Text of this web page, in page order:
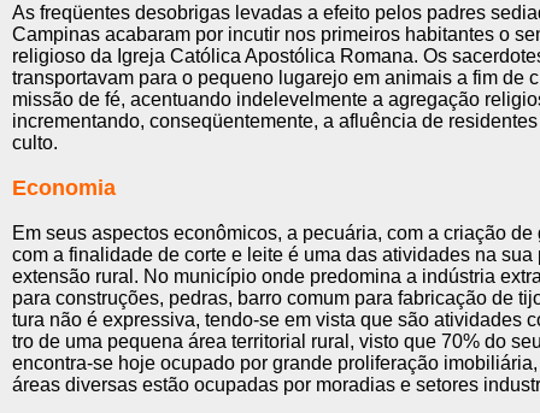
As freqüentes desobrigas levadas a efeito pelos padres
Campinas acabaram por incutir nos primeiros habitantes o
religioso da Igreja Católica Apostólica Romana. Os
transportavam para o pequeno lugarejo em animais a fim de
missão de fé, acentuando in­delevelmente a agregação
incrementando, conseqüentemente, a aflu­ência de
culto.
Economia
Em seus aspectos econômicos, a pecuária, com a criação de
com a finalidade de corte e leite é uma das atividades na sua
extensão rural. No município onde predomina a indústria
para construções, pedras, barro comum para fabricação de
tura não é expressiva, tendo-se em vista que são atividades
tro de uma pequena área territorial rural, visto que 70% do
encontra-se hoje ocupado por grande proliferação
áreas diversas estão ocupadas por moradias e setores